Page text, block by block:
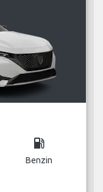
local_gas_station
Benzin